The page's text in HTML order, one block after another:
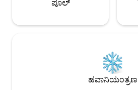
ಪೂಲ್
ಹವಾನಿಯಂತ್ರಣ